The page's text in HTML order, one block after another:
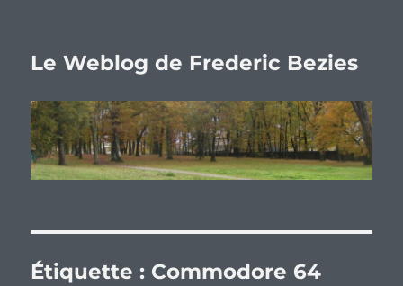
Le Weblog de Frederic Bezies
Étiquette : Commodore 64